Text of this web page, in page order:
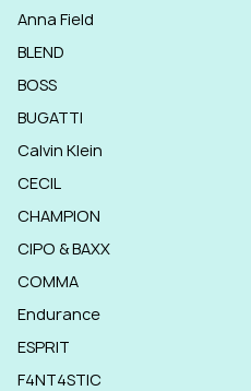
Anna Field
BLEND
BOSS
BUGATTI
Calvin Klein
CECIL
CHAMPION
CIPO & BAXX
COMMA
Endurance
ESPRIT
F4NT4STIC